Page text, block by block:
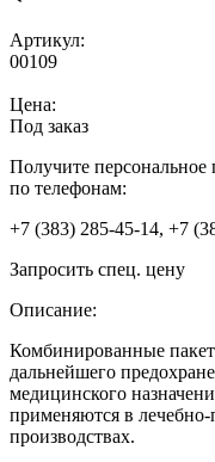
Артикул:
00109
Цена:
Под заказ
Получите
по телефонам:
+7 (383) 285-45-14, +7
Запросить спец. цену
Описание:
Комбинированные
дальнейшего
медицинского
применяются в
производствах.